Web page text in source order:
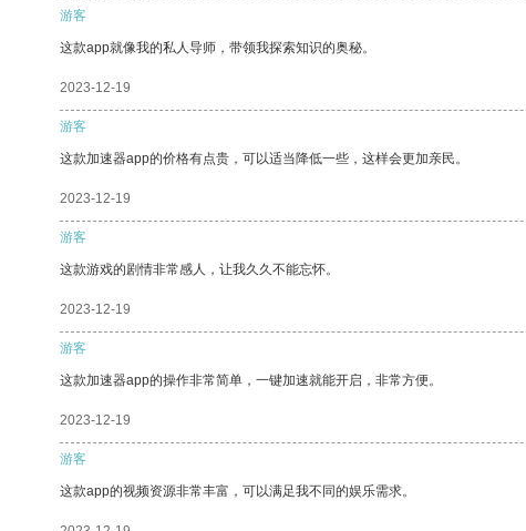
游客
这款app就像我的私人导师，带领我探索知识的奥秘。
2023-12-19
游客
这款加速器app的价格有点贵，可以适当降低一些，这样会更加亲民。
2023-12-19
游客
这款游戏的剧情非常感人，让我久久不能忘怀。
2023-12-19
游客
这款加速器app的操作非常简单，一键加速就能开启，非常方便。
2023-12-19
游客
这款app的视频资源非常丰富，可以满足我不同的娱乐需求。